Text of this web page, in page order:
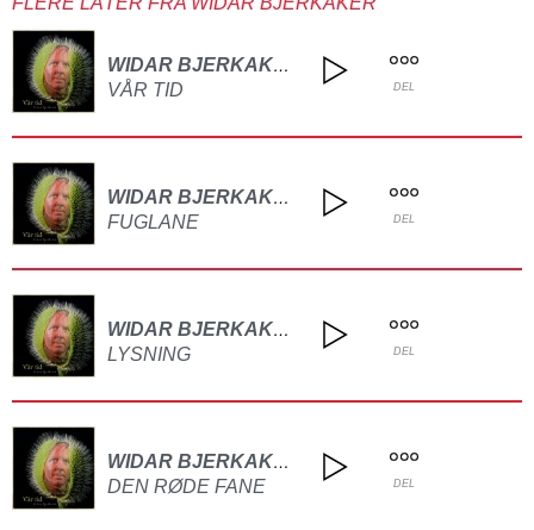
WIDAR BJERKAKER
VÅR TID DEL
WIDAR BJERKAKER
FUGLANE DEL
WIDAR BJERKAKER
LYSNING DEL
WIDAR BJERKAKER
DEN RØDE FANE DEL